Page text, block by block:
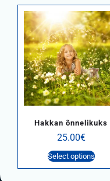
Hakkan õnnelikuks
25.00€
Select options